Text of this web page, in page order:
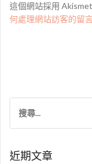
這個網站採用
何處理網站訪客的留
關
字:
近期文章